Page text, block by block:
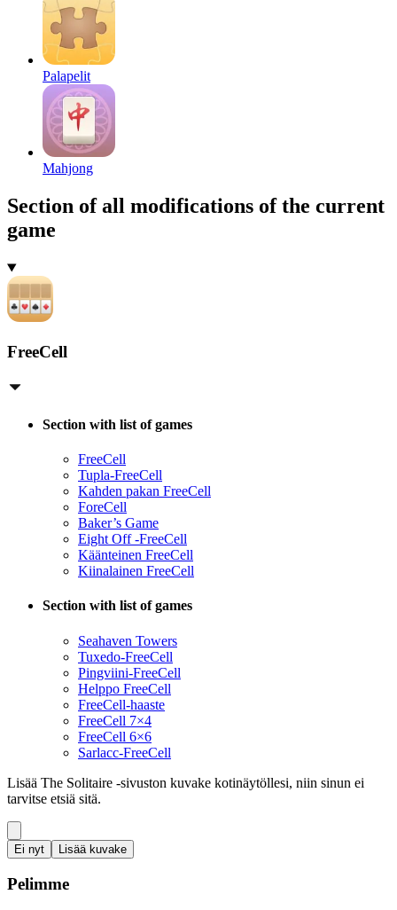
Palapelit
Mahjong
Section of all modifications of the current
game
FreeCell
Section with list of games
FreeCell
Tupla-FreeCell
Kahden pakan FreeCell
ForeCell
Baker’s Game
Eight Off -FreeCell
Käänteinen FreeCell
Kiinalainen FreeCell
Section with list of games
Seahaven Towers
Tuxedo-FreeCell
Pingviini-FreeCell
Helppo FreeCell
FreeCell-haaste
FreeCell 7×4
FreeCell 6×6
Sarlacc-FreeCell
Lisää The Solitaire -sivuston kuvake kotinäytöllesi, niin sinun ei
tarvitse etsiä sitä.
Ei nyt Lisää kuvake
Pelimme